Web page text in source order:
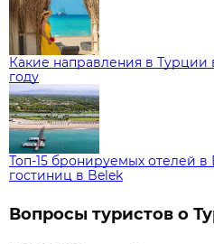
Какие направления в Турции
году
Топ-15 бронируемых отелей
гостиниц в Belek
Вопросы туристов о